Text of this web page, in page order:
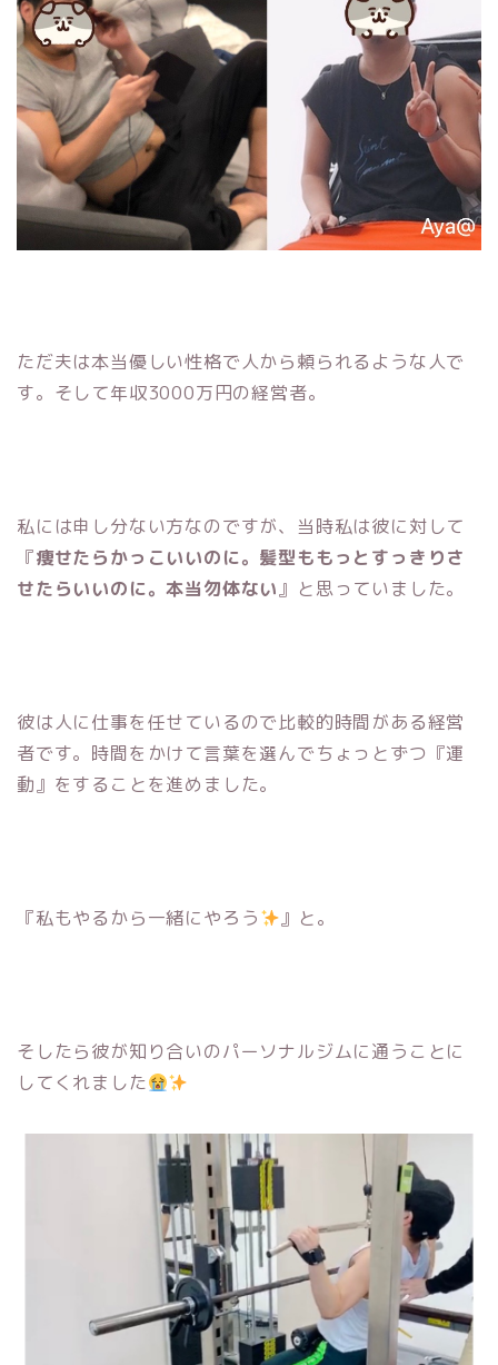
ただ夫は本当優しい性格で人から頼られるような人で
す。そして年収3000万円の経営者。
私には申し分ない方なのですが、当時私は彼に対して
『痩せたらかっこいいのに。髪型ももっとすっきりさ
せたらいいのに。本当勿体ない』と思っていました。
彼は人に仕事を任せているので比較的時間がある経営
者です。時間をかけて言葉を選んでちょっとずつ『運
動』をすることを進めました。
『私もやるから一緒にやろう 』と。
そしたら彼が知り合いのパーソナルジムに通うことに
してくれました